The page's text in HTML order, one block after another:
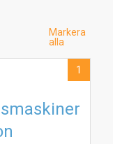
Markera
alla
1